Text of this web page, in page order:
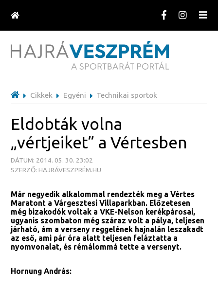
Cikkek Egyéni Technikai sportok
Eldobták volna
„vértjeiket” a Vértesben
DÁTUM: 2014. 05. 30. 23:02
SZERZŐ: HAJRÁVESZPRÉM.HU
Már negyedik alkalommal rendezték meg a Vértes
Maratont a Várgesztesi Villaparkban. Előzetesen
még bizakodók voltak a VKE-Nelson kerékpárosai,
ugyanis szombaton még száraz volt a pálya, teljesen
járható, ám a verseny reggelének hajnalán leszakadt
az eső, ami pár óra alatt teljesen feláztatta a
nyomvonalat, és rémálommá tette a versenyt.
Hornung András: